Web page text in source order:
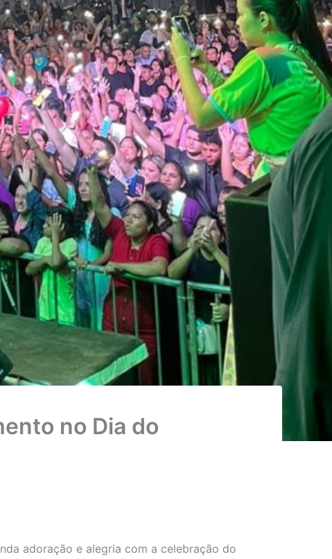
no Dia do
adoração e alegria com a celebração do